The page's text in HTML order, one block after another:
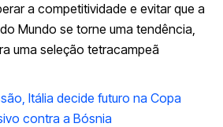
a competitividade e evitar que a
Mundo se torne uma tendência,
uma seleção tetracampeã
Itália decide futuro na Copa
contra a Bósnia